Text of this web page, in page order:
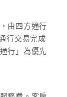
由四方通行
行交易完成
行」為優先